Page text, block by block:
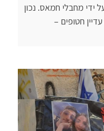
64 אזרחים, ונחטפו 19 על ידי מחבלי חמאס. נכון
חטופים –